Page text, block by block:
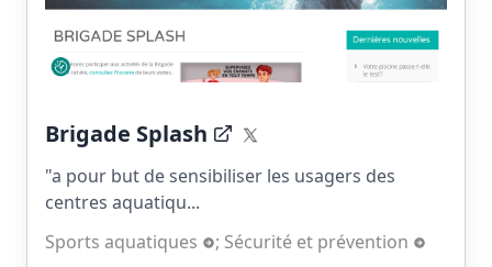
Brigade Splash
"a pour but de sensibiliser les usagers des
centres aquatiqu...
Sports aquatiques
; Sécurité et prévention